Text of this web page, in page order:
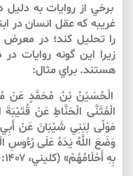
برخي از روايات به
غريبه كه عقل انسان در
را تحليل كند؛ در معرض
زيرا اين گونه روايات
هستند. براي مثال:
الْحُسَيْنُ بْنُ مُحَمَّدٍ عَنْ
الْمُثَنَّى الْحَنَّاطِ عَنْ
مَوْلًى لِبَنِي شَيْبَانَ عَنْ أَبِي
وَضَعَ اللَّهُ يَدَهُ عَلَى رُءُوسِ
بِهِ أَحْلَامُهُمْ» (كليني، ۱۴۰۷: ج‏۱، ص۲۵).